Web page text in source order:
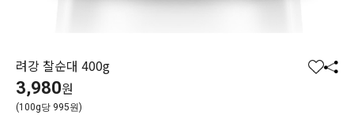
려강 찰순대 400g
찜 공
3,980원
(100g당 995원)